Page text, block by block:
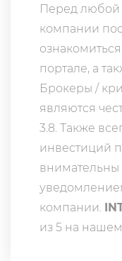
Перед любой
компании
портале, а
Брокеры /
являются
3.8. Также
инвестиций
внимательны
компании.
из 5 на